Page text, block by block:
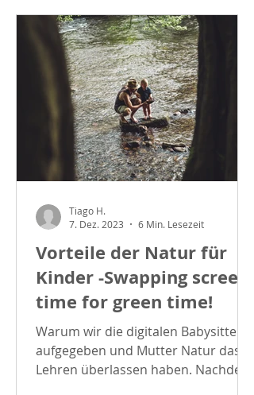
Vorteile der Natur für
Kinder -Swapping screen
time for green time!
Warum wir die digitalen Babysitter
aufgegeben und Mutter Natur das
Lehren überlassen haben. Nachdem
Tiago H.
7. Dez. 2023
6 Min. Lesezeit